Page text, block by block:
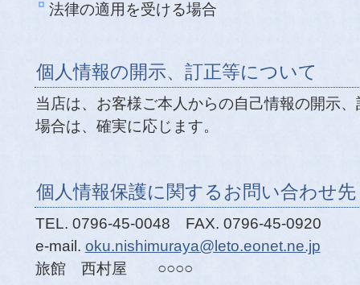
法律の適用を受ける場合
個人情報の開示、訂正等について
当店は、お客様ご本人からの自己情報の開示
場合は、確実に応じます。
個人情報保護に関するお問い合わせ先
TEL. 0796-45-0048 FAX. 0796-45-0920
e-mail. oku.nishimuraya@leto.eonet.ne.jp
旅館 西村屋 ○○○○